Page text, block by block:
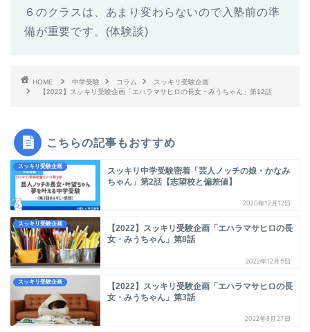
６のクラスは、あまり変わらないので入塾前の準
備が重要です。(体験談)
HOME 中学受験 コラム
スッキリ受験企画
【2022】スッキリ受験企画「エハラマサヒロの長女・みうちゃん」第12話
こちらの記事もおすすめ
スッキリ受験企画
スッキリ中学受験密着「芸人ノッチの娘・かなみ
ちゃん」第2話【志望校と偏差値】
2020年12月12日
スッキリ受験企画
【2022】スッキリ受験企画「エハラマサヒロの長
女・みうちゃん」第8話
2022年12月5日
スッキリ受験企画
【2022】スッキリ受験企画「エハラマサヒロの長
女・みうちゃん」第3話
2022年8月27日